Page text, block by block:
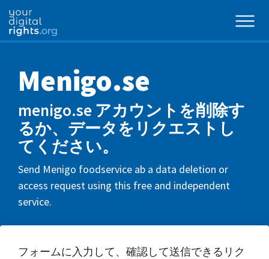
Menigo.se
menigo.se アカウントを削除す
るか、データをリクエストし
てください。
Send Menigo foodservice ab a data deletion or
access request using this free and independent
service.
フォームに入力して、確認して送信できるリク